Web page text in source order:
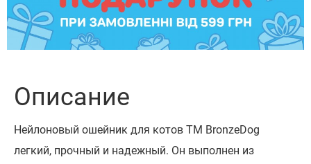
Описание
Нейлоновый ошейник для котов ТМ BronzeDog
легкий, прочный и надежный. Он выполнен из